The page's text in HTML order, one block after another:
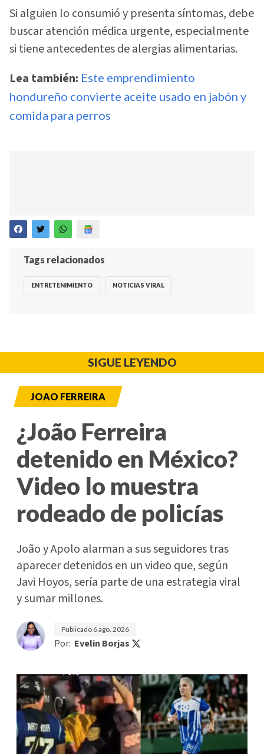
Si alguien lo consumió y presenta síntomas, debe
buscar atención médica urgente, especialmente
si tiene antecedentes de alergias alimentarias.
Lea también: Este emprendimiento
hondureño convierte aceite usado en jabón y
comida para perros
Tags relacionados
ENTRETENIMIENTO NOTICIAS VIRAL
SIGUE LEYENDO
JOAO FERREIRA
¿João Ferreira
detenido en México?
Video lo muestra
rodeado de policías
João y Apolo alarman a sus seguidores tras
aparecer detenidos en un video que, según
Javi Hoyos, sería parte de una estrategia viral
y sumar millones.
Publicado 6 ago. 2026
Por: Evelin Borjas